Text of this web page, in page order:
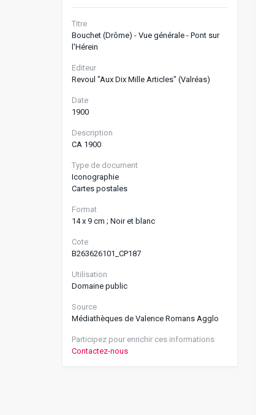
Titre
Bouchet (Drôme) - Vue générale - Pont sur
l'Hérein
Editeur
Revoul "Aux Dix Mille Articles" (Valréas)
Date
1900
Description
CA 1900
Type de document
Iconographie
Cartes postales
Format
14 x 9 cm ; Noir et blanc
Cote
B263626101_CP187
Utilisation
Domaine public
Source
Médiathèques de Valence Romans Agglo
Participez pour enrichir ces informations
Contactez-nous